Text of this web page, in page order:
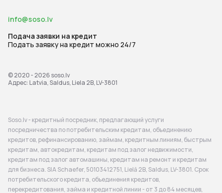
© 2020 - 2026 soso.lv
Адрес: Latvia, Saldus, Liela 2B, LV-3801
info@soso.lv
Подача заявки на кредит
Подать заявку на кредит можно 24/7
Soso.lv - кредитный посредник, предлагающий услуги
посредничества по потребительским кредитам, объединению
кредитов, рефинансированию, займам, кредитным линиям, быстрым
кредитам, автокредитам, кредитам под залог недвижимости,
кредитам под залог автомашины, кредитам на ремонт и кредитам
для бизнеса. SIA Schaefer, 50103412751, Lielā 2B, Saldus, LV-3801. Срок
потребительского кредита, объединения кредитов,
перекредитования, займа и кредитной линии - от 3 до 84 месяцев,